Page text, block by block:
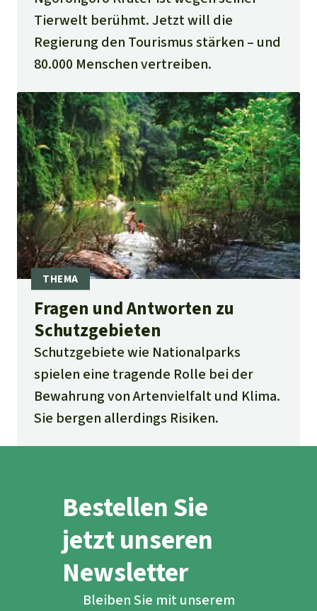
Tierwelt berühmt. Jetzt will die
Regierung den Tourismus stärken – und
80.000 Menschen vertreiben.
Fragen und Antworten zu
Schutzgebieten
Schutzgebiete wie Nationalparks
spielen eine tragende Rolle bei der
Bewahrung von Artenvielfalt und Klima.
Sie bergen allerdings Risiken.
Bestellen Sie
jetzt unseren
Newsletter
Bleiben Sie mit unserem